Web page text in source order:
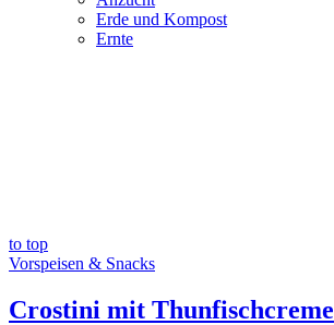
Erde und Kompost
Ernte
to top
Vorspeisen & Snacks
Crostini mit Thunfischcreme